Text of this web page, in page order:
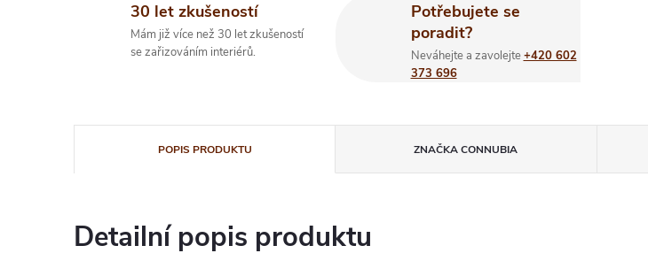
30 let zkušeností
Mám již více než 30 let zkušeností
se zařizováním interiérů.
Potřebujete se
poradit?
Neváhejte a zavolejte+420 602
373 696
POPIS PRODUKTU ZNAČKACONNUBIA
Detailní popis produktu